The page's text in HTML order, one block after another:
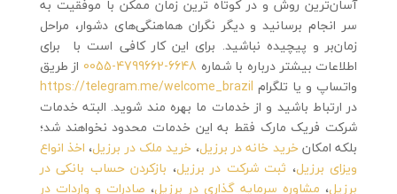
آسان‌ترین روش و در کوتاه ترین زمان ممکن با موفقیت به
سر انجام برسانید و دیگر نگران هماهنگی‌های دشوار، مراحل
زمان‌بر و پیچیده نباشید. برای این کار کافی است با برای
اطلاعات بیشتر درباره با شماره 6648-4799662-0055
از طریق
واتساپ و یا تلگرام https://telegram.me/welcome_brazil
در ارتباط باشید و از خدمات ما بهره مند شوید. البته خدمات
شرکت فریک مارک فقط به این خدمات محدود نخواهند شد؛
بلکه امکان خرید خانه در برزیل، خرید ملک در برزیل، اخذ انواع
ویزای برزیل، ثبت شرکت در برزیل، بازکردن حساب بانکی در
برزیل، مشاوره سرمایه گذاری در برزیل، صادرات و واردات در